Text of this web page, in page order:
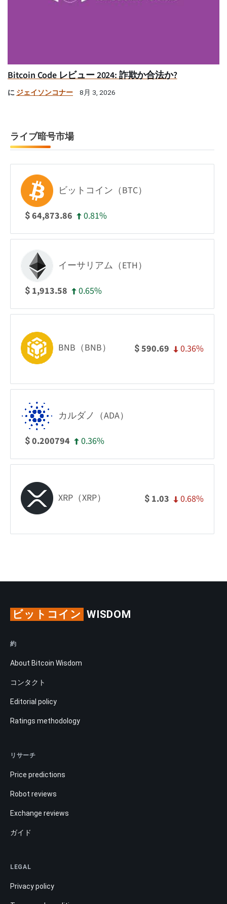
Bitcoin Code レビュー 2024: 詐欺か合法か?
に ジェイソンコナー 8月 3, 2026
ライブ暗号市場
ビットコイン（BTC）
$64,873.86 0.81%
イーサリアム（ETH）
$ 1,913.58 0.65%
BNB（BNB） $590.69 0.36%
カルダノ（ADA）
$0.200794 0.36%
XRP（XRP） $ 1.03 0.68%
ビットコイン WISDOM
約
About Bitcoin Wisdom
コンタクト
Editorial policy
Ratings methodology
リサーチ
Price predictions
Robot reviews
Exchange reviews
ガイド
LEGAL
Privacy policy